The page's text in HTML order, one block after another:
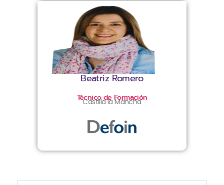
Beatriz Romero
Técnico de Formación
Castilla la Mancha